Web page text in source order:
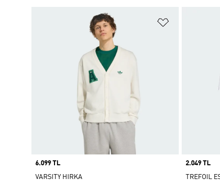
Favori
Price
6.099 TL
VARSITY HIRKA
Price
2.049 TL
TREFOIL